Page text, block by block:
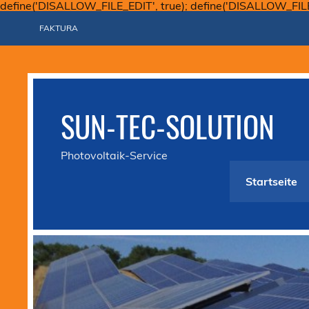
define('DISALLOW_FILE_EDIT', true);
FAKTURA
SUN-TEC-SOLUTION
Photovoltaik-Service
Startseite